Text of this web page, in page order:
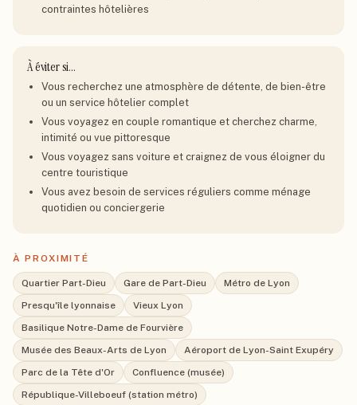
contraintes hôtelières
À éviter si…
Vous recherchez une atmosphère de détente, de bien-être
ou un service hôtelier complet
Vous voyagez en couple romantique et cherchez charme,
intimité ou vue pittoresque
Vous voyagez sans voiture et craignez de vous éloigner du
centre touristique
Vous avez besoin de services réguliers comme ménage
quotidien ou conciergerie
À PROXIMITÉ
Quartier Part-Dieu Gare de Part-Dieu
Métro de Lyon
Presqu'île lyonnaise
Vieux Lyon
Basilique Notre-Dame de Fourvière
Musée des Beaux-Arts de Lyon
Aéroport de Lyon-Saint Exupéry
Parc de la Tête d'Or
Confluence (musée)
République-Villeboeuf (station métro)